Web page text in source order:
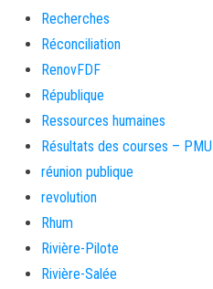
Recherches
Réconciliation
RenovFDF
République
Ressources humaines
Résultats des courses – PMU
réunion publique
revolution
Rhum
Rivière-Pilote
Rivière-Salée